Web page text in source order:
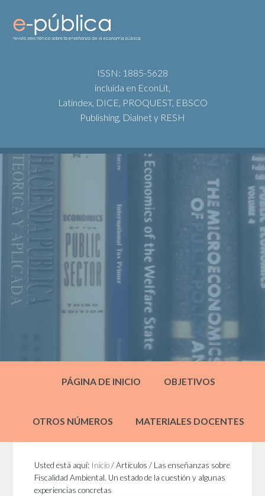
ISSN: 1885-5628
incluida en EconLit,
Latindex, DICE, PROQUEST, EBSCO
Publishing, Dialnet y RESH
PÁGINA DE INICIO OBJETIVOS
OTROS NÚMEROS MATERIALES DOCENTES
Usted está aquí: Inicio /Artículos/ Las enseñanzas sobre
Fiscalidad Ambiental. Un estado de la cuestión y algunas
experiencias concretas